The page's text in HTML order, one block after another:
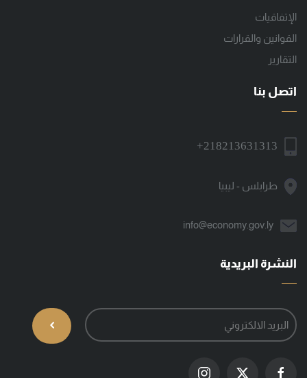
الإتفاقيات
القوانين والقرارات
التقارير
اتصل بنا
+218213631313
طرابلس - ليبيا
info@economy.gov.ly
النشرة البريدية